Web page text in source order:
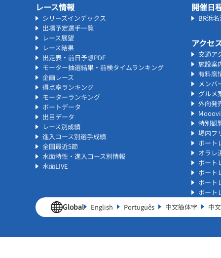
レース情報
シリーズインデックス
出場予定選手一覧
レース展望
レース結果
出走表・前日予想PDF
モーター抽選結果・前検タイムランキング
企画レース
得点率ランキング
モーターランキング
ボートデータ
出目データ
レース別成績
進入コース別選手成績
全国最近5節
水面特性・進入コース別情報
水面LIVE
開催日
BR浜
アクセ
交通ア
施設案
有料席
メンバ
グルメ
外向発
特別観
場内フ
ボート
オラレ
ボート
ボート
ボート
ボート
Global English Português 中文簡体字 中